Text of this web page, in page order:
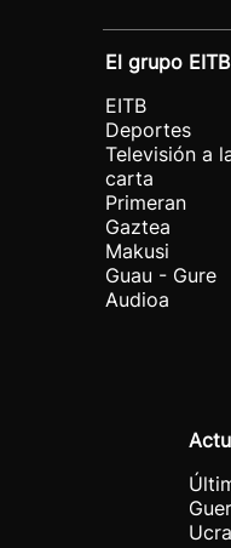
El grupo EITB
EITB
Deportes
Televisión a
carta
Primeran
Gaztea
Makusi
Guau - Gure
Audioa